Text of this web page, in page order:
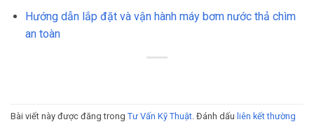
Hướng dẫn lắp đặt và vận hành máy bơm nước thả chìm
an toàn
Bài viết này được đăng trong Tư Vấn Kỹ Thuật . Đánh dấu liên kết thường